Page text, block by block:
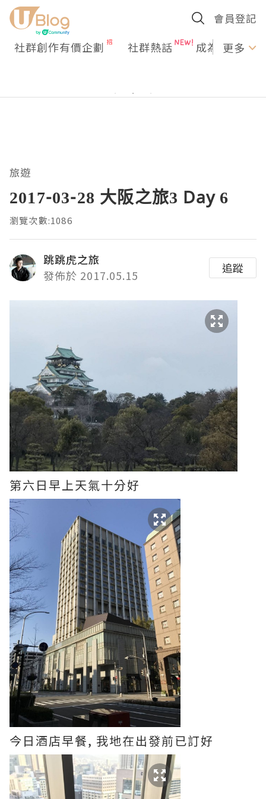
會員登記
社群創作有價企劃 社群熱話 成為U更多
旅遊
2017-03-28 大阪之旅3 Day 6
瀏覽次數:1086
跳跳虎之旅
發佈於 2017.05.15
追蹤
第六日早上天氣十分好
今日酒店早餐, 我地在出發前已訂好